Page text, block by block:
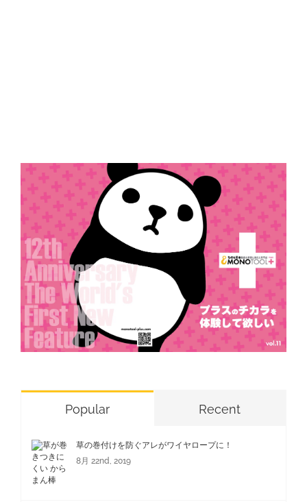
Popular Recent
草の巻付けを防ぐアレがワイヤロープに！
8月 22nd, 2019